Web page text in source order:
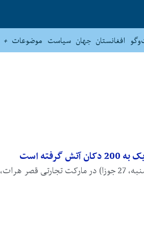
افغانستان جهان سیاست موضوعات
است
حوالی 02:00 بامداد امروز (شنبه، 27 جوزا) در مارکت تجارتی قصر هرات،